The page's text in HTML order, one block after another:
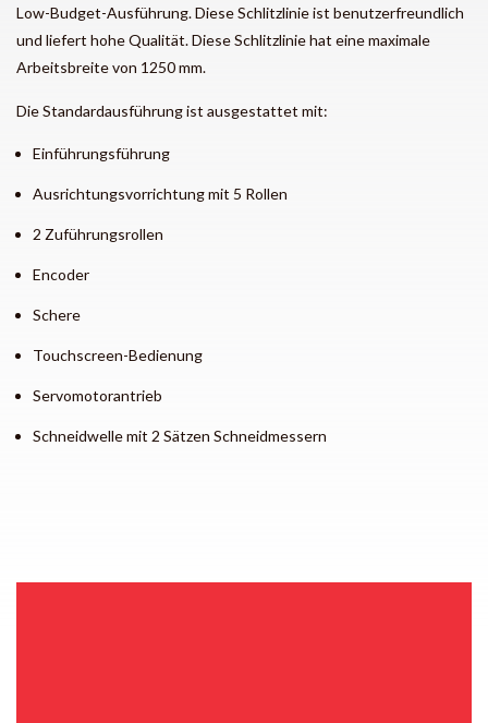
Low-Budget-Ausführung. Diese Schlitzlinie ist benutzerfreundlich
und liefert hohe Qualität. Diese Schlitzlinie hat eine maximale
Arbeitsbreite von 1250 mm.
Die Standardausführung ist ausgestattet mit:
Einführungsführung
Ausrichtungsvorrichtung mit 5 Rollen
2 Zuführungsrollen
Encoder
Schere
Touchscreen-Bedienung
Servomotorantrieb
Schneidwelle mit 2 Sätzen Schneidmessern